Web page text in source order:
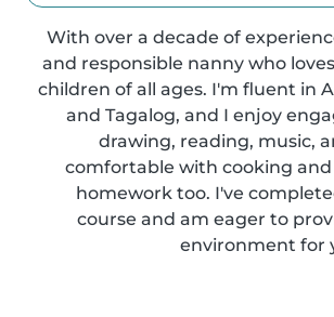
With over a decade of
and responsible nanny who
children of all ages. I'm fluent in
and Tagalog, and I enjoy
drawing, reading, music,
comfortable with cooking
homework too. I've
course and am eager to
environment for